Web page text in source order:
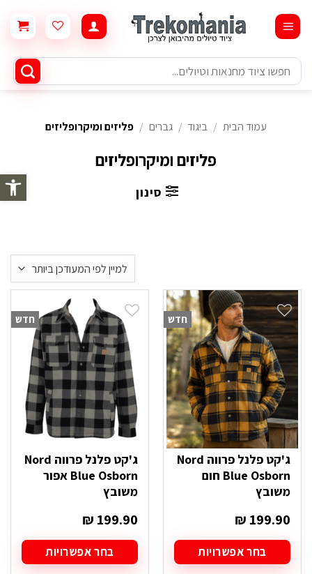
פתח
content
חיפוש
עבור:
פליזים ומיקרופליזים
עמוד הבית / ביגוד / גברים / פליזים ומיקרופליזים
סינון
חדש
ג'קט פלנל פרווה Nord
Blue Osborn חום
משובץ
₪ 199.90
בחר אפשרויות
חדש
ג'קט פלנל פרווה Nord
Blue Osborn אפור
משובץ
₪ 199.90
בחר אפשרויות